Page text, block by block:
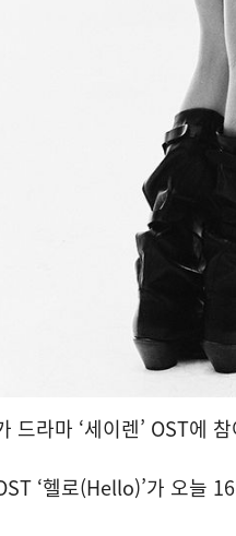
라마 ‘세이렌’ OST에
‘헬로(Hello)’가 오늘